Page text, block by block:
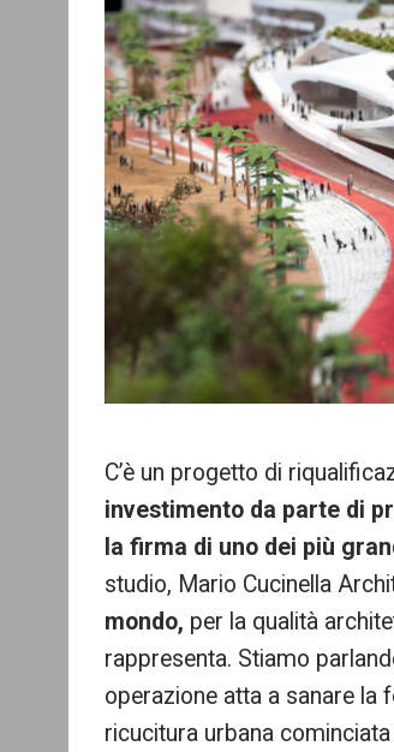
C’è un progetto di
investimento da parte di
la firma di uno dei più
studio, Mario Cucinella
mondo, per la qualità
rappresenta. Stiamo
operazione atta a sanare la
ricucitura urbana